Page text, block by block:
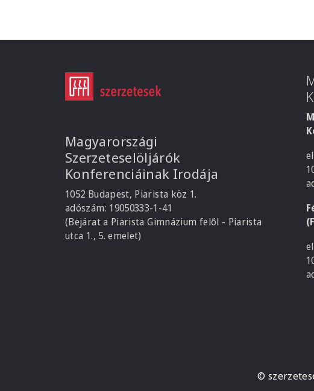
Magyarországi
Szerzeteselöljárók
Konferenciáinak Irodája
1052 Budapest, Piarista köz 1.
adószám: 19050333-1-41
(Bejárat a Piarista Gimnázium felől - Piarista
utca 1., 5. emelet)
©